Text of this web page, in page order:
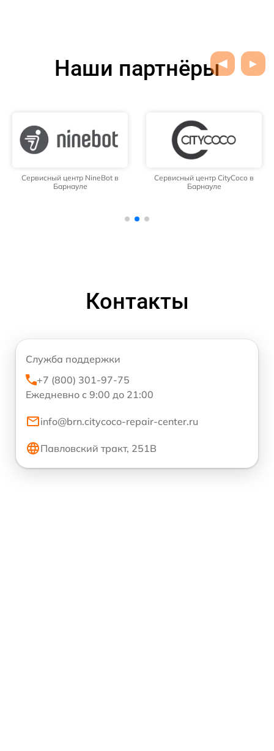
Наши партнёры
Сервисный центр NineBot в
Барнауле
Сервисный центр CityCoco в
Барнауле
Контакты
Служба поддержки
+7 (800) 301-97-75
Ежедневно с 9:00 до 21:00
info@brn.citycoco-repair-center.ru
Павловский тракт, 251В